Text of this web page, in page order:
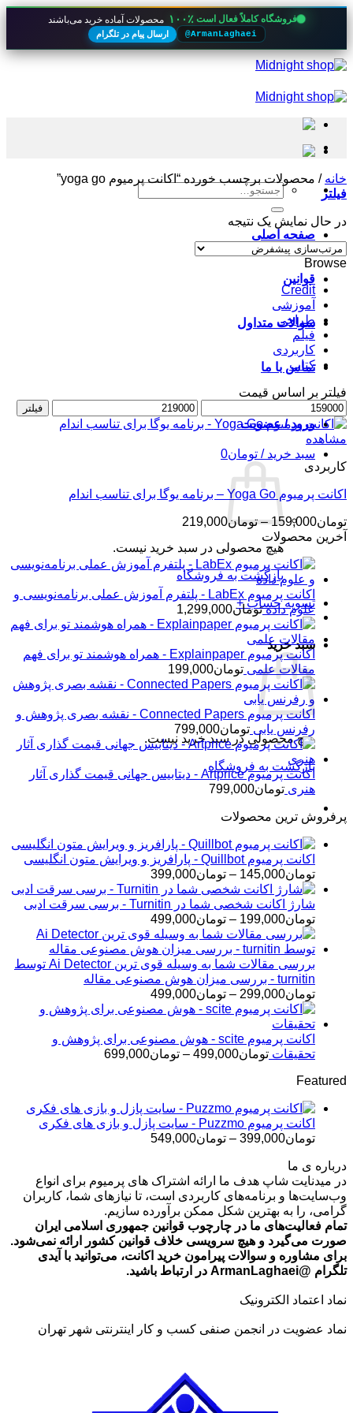
فروشگاه کاملاً فعال است ۱۰۰٪ محصولات آماده خرید می‌باشند
@ArmanLaghaei ارسال پیام در تلگرام
Skip
to
جستجو
صفحه اصلی
قوانین
سوالات متداول
تماس با ما
ورود / عضویت
سبد خرید / تومان0
هیچ محصولی در سبد خرید نیست.
بازگشت به فروشگاه
تسویه حساب +
سبد خرید
هیچ محصولی در سبد خرید نیست.
بازگشت به فروشگاه
خانه / محصولات برچسب خورده “اکانت پرمیوم yoga go”
فیلتر
در حال نمایش یک نتیجه
Browse
Credit
آموزشی
طراحی
فیلم
کاربردی
کتاب
فیلتر بر اساس قیمت
حداقل
قیمت
حداکثر
قیمت
فیلتر
مشاهده
کاربردی
اکانت پرمیوم Yoga Go – برنامه یوگا برای تناسب اندام
تومان159,000
– تومان219,000
تومان159,000
تا
تومان219,000
آخرین محصولات
اکانت پرمیوم LabEx - پلتفرم آموزش عملی برنامه‌نویسی و
علوم داده تومان1,299,000
اکانت پرمیوم Explainpaper - همراه هوشمند تو برای فهم
مقالات علمی تومان199,000
اکانت پرمیوم Connected Papers - نقشه بصری پژوهش و
رفرنس یابی تومان799,000
اکانت پرمیوم Artprice - دیتابیس جهانی قیمت ‌گذاری آثار
هنری تومان799,000
پرفروش ترین محصولات
اکانت پرمیوم Quillbot - پارافریز و ویرایش متون انگلیسی
تومان145,000
– تومان399,000محدوده
قیمت:
تومان145,000
تا
تومان399,000
شارژ اکانت شخصی شما در Turnitin - برسی سرقت ادبی
تومان199,000
– تومان499,000محدوده
قیمت:
تومان199,000
تا
تومان499,000
بررسی مقالات شما به وسیله قوی ترین Ai Detector توسط
turnitin - بررسی میزان هوش مصنوعی مقاله
تومان299,000
– تومان499,000محدوده
قیمت:
تا
تومان499,000
اکانت پرمیوم scite - هوش مصنوعی برای پژوهش و
تحقیقات تومان499,000
– تومان699,000محدوده
تومان699,000
Featured
اکانت پرمیوم Puzzmo - سایت پازل و بازی های فکری
تومان399,000
– تومان549,000
تا
تومان549,000
درباره ی ما
در میدنایت شاپ هدف ما ارائه اشتراک های پرمیوم برای انواع
وب‌سایت‌ها و برنامه‌های کاربردی است، تا نیازهای شما، کاربران
گرامی، را به بهترین شکل ممکن برآورده سازیم.
تمام فعالیت‌های ما در چارچوب قوانین جمهوری اسلامی ایران
صورت می‌گیرد و هیچ سرویسی خلاف قوانین کشور ارائه نمی‌شود.
برای مشاوره و سوالات پیرامون خرید اکانت، می‌توانید با آیدی
تلگرام @ArmanLaghaei در ارتباط باشید.
نماد اعتماد الکترونیک
نماد عضویت در انجمن صنفی کسب و کار اینترنتی شهر تهران